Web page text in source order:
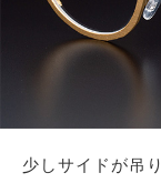
少しサイドが吊